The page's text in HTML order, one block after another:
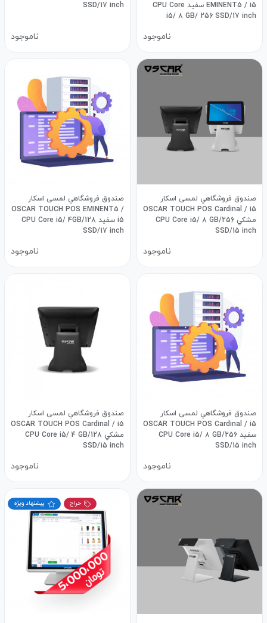
EMINENT5 / i5 سفيد CPU Core
i5/ 8 GB/ 256 SSD/17 inch
ناموجود
SSD/17 inch
ناموجود
صندوق فروشگاهي لمسی اسکار
OSCAR TOUCH POS Cardinal / i5
مشكي CPU Core i5/ 8 GB/256
SSD/15 inch
ناموجود
صندوق فروشگاهي لمسی اسکار
OSCAR TOUCH POS EMINENT5 /
i5 سفید CPU Core i5/ 4GB/128
SSD/17 inch
ناموجود
صندوق فروشگاهي لمسی اسکار
OSCAR TOUCH POS Cardinal / i5
سفید CPU Core i5/ 8 GB/256
SSD/15 inch
ناموجود
صندوق فروشگاهي لمسی اسکار
OSCAR TOUCH POS Cardinal / i5
مشكي CPU Core i5/ 4 GB/128
SSD/15 inch
ناموجود
حراج پیشنهاد ویژه